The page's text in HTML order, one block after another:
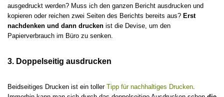
ausgedruckt werden? Muss ich den ganzen Bericht ausdrucken und
kopieren oder reichen zwei Seiten des Berichts bereits aus? Erst
nachdenken und dann drucken ist die Devise, um den
Papierverbrauch im Büro zu senken.
3. Doppelseitig ausdrucken
Beidseitiges Drucken ist ein toller Tipp für nachhaltiges Drucken